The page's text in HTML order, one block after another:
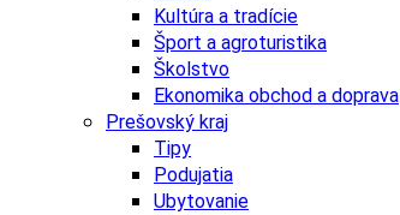
Kultúra a tradície
Šport a agroturistika
Školstvo
Ekonomika obchod a doprava
Prešovský kraj
Tipy
Podujatia
Ubytovanie